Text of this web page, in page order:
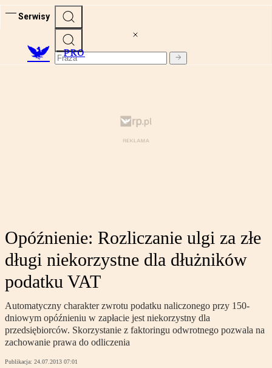
Serwisy
PRO
Opóźnienie: Rozliczanie ulgi za złe
długi niekorzystne dla dłużników
podatku VAT
Automatyczny charakter zwrotu podatku naliczonego przy 150-
dniowym opóźnieniu w zapłacie jest niekorzystny dla
przedsiębiorców. Skorzystanie z faktoringu odwrotnego pozwala na
zachowanie prawa do odliczenia
Publikacja: 24.07.2013 07:01